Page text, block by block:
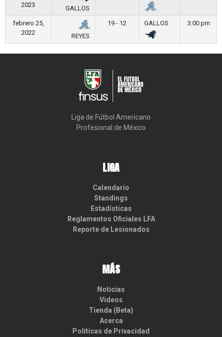
2023
GALLOS
febrero 25,
2022
REYES
19 - 12 GALLOS 3:00 pm
Liga de Fútbol Americano
Profesional de México
LIGA
Calendario
Standings
Estadísticas
Reglamentos Oficiales LFA
Reporte de Lesionados
MÁS
Noticias
Videos
Tienda (Beta)
Acerca
Políticas de Privacidad